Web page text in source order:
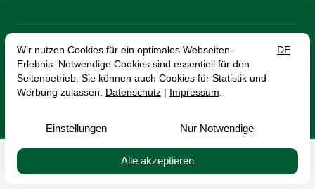
DE EN Vertrag widerrufen Impressum
Datenschutz
AGB

Buchen Kontakt